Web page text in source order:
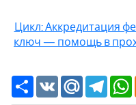
Цикл: Аккредитация
ключ — помощь в
Ресурс
VK Mail.Ru